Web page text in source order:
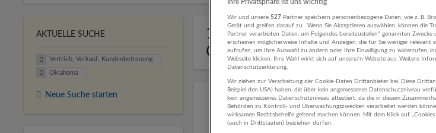
1 Job für Vertrieb, Verkauf,
Oklahoma
Mitarbeiter (w/m/d) in MYGYM
Fitness | Kundenbetreuung
AKTUELLE SUCHE
Vertrieb, Verkauf, Kundenbetreuung
Oklahoma
Neue Suche starten
Ihre Privatsphäre ist uns wichtig
Wir und unsere 527 Partner speichern personenbezogene Daten, wie z. B.
Gerät und greifen darauf zu . Wenn Sie Akzeptieren auswählen, können die
Partner verarbeiten Daten, um Folgendes bereitzustellen“ genannten Zwecke
erscheinen möglicherweise Inhalte und Anzeigen, die für Sie weniger relevant
aufrufen, um Ihre Auswahl zu ändern oder Ihre Einwilligung zu widerrufen,
Webseite klicken. Ihre Wahl wirkt sich auf unsere/n Website aus. Weitere
Datenschutzerklärung.
Wir ziehen zur Verarbeitung der Cookie-Daten Drittanbieter bei. Diese
Beispiel den USA) haben, die über kein angemessenes Datenschutzniveau
kein angemessenes Datenschutzniveau attestiert, da die in diesem
Behörden zu Kontroll- und Überwachungszwecken verarbeitet werden
wirksamen Rechtsbehelfe geltend machen können. Mit dem Klick auf
(auch in Drittstaaten) beiziehen dürfen.